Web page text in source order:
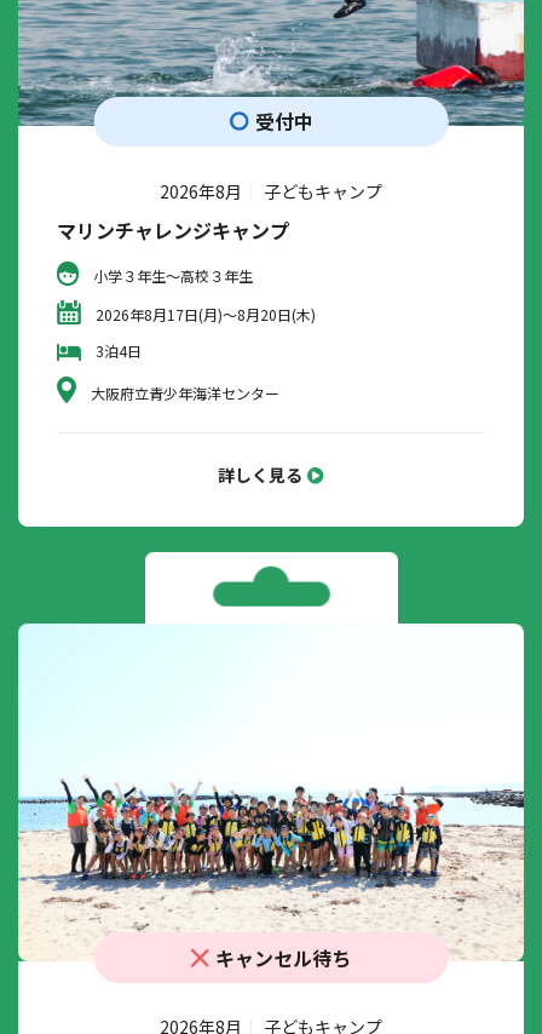
受付中
2026年8月 子どもキャンプ
マリンチャレンジキャンプ
小学３年生～高校３年生
2026年8月17日(月)～8月20日(木)
3泊4日
大阪府立青少年海洋センター
詳しく見る
キャンセル待ち
2026年8月 子どもキャンプ